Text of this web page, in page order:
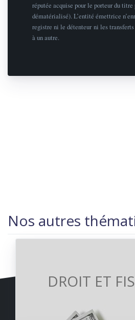
réputée acquise pour le porteur du titre
dématérialisé). L’entité émettrice
registre ni le détenteur ni les
à un autre.
Nos autres
DROIT ET